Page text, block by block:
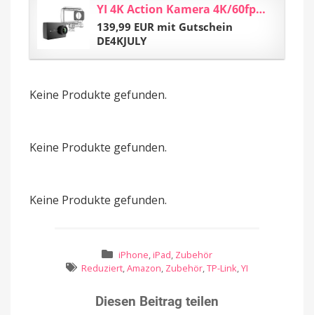
YI 4K Action Kamera 4K/60fps 12MP Action Cam mit 5,56 cm (2,2 Zoll) LCD Touchscreen...
139,99 EUR mit Gutschein
DE4KJULY
Keine Produkte gefunden.
Keine Produkte gefunden.
Keine Produkte gefunden.
iPhone, iPad, Zubehör
Reduziert,Amazon, Zubehör,TP-Link,YI
Diesen Beitrag teilen